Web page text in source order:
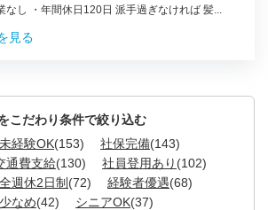
し ・年間休日120日 派手過ぎなければ 髪...
見る
こだわり条件で絞り込む
未経験OK(153) 社保完備(143)
通費支給(130) 社員登用あり (102)
週休2日制 (72) 経験者優遇(68)
なめ(42) シニアOK(37)